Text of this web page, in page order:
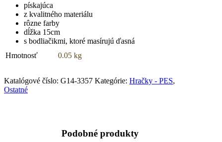
pískajúca
z kvalitného materiálu
rôzne farby
dĺžka 15cm
s bodliačikmi, ktoré masírujú ďasná
Hmotnosť
0.05 kg
Katalógové číslo: G14-3357 Kategórie: Hračky - PES,
Ostatné
Podobné produkty